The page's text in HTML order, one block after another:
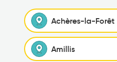
Achères-la-Forêt
Amillis